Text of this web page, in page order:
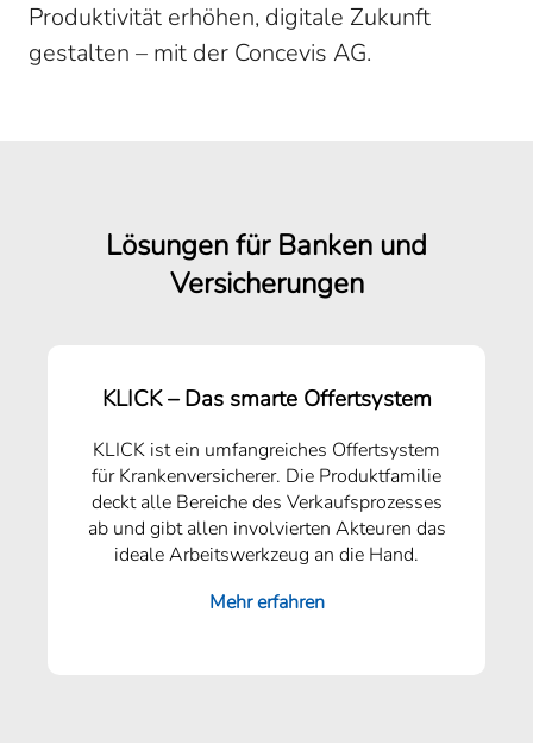
Produktivität erhöhen, digitale Zukunft
gestalten – mit der Concevis AG.
Lösungen für Banken und
Versicherungen
KLICK – Das smarte Offertsystem
KLICK ist ein umfangreiches Offertsystem
für Krankenversicherer. Die Produktfamilie
deckt alle Bereiche des Verkaufsprozesses
ab und gibt allen involvierten Akteuren das
ideale Arbeitswerkzeug an die Hand.
Mehr erfahren